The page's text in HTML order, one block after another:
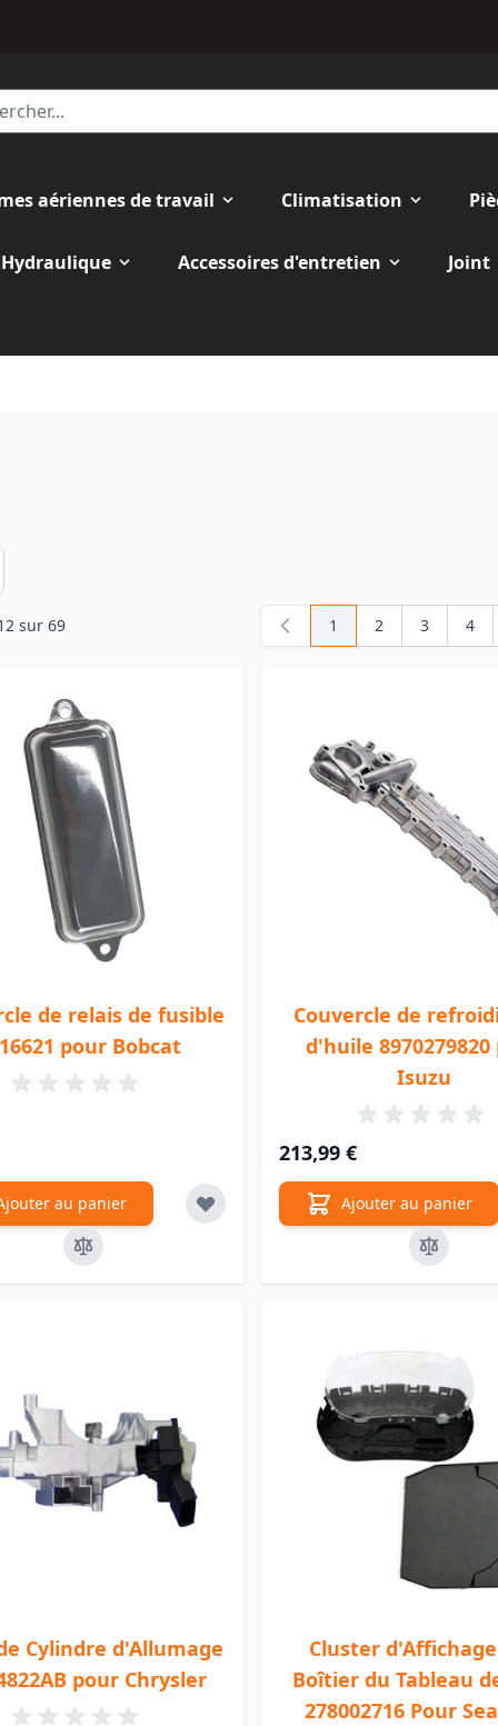
aériennes de travail Climatisation
Hydraulique Accessoires d'entretien Joint
sur 69 Vous lisez
1 Page
2 Page
3 4
de relais de fusible
pour Bobcat
au panier
Couvercle de
d'huile
Isuzu
213,99 €
Ajouter au panier
Cylindre d'Allumage
pour Chrysler
Cluster d'Affichage
Boîtier du Tableau
278002716 Pour